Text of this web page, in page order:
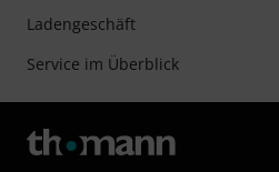
Ladengeschäft
Service im Überblick